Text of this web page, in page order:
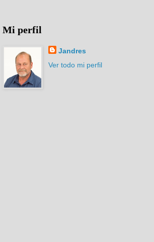
Mi perfil
Jandres
Ver todo mi perfil